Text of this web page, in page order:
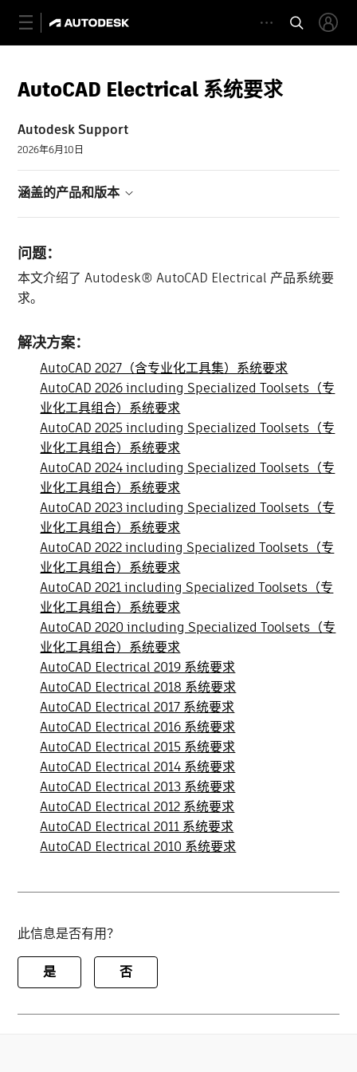
AutoCAD Electrical 系统要求
Autodesk Support
2026年6月10日
涵盖的产品和版本
问题：
本文介绍了 Autodesk® AutoCAD Electrical 产品系统要
求。
解决方案：
AutoCAD 2027（含专业化工具集）系统要求
AutoCAD 2026 including Specialized Toolsets（专
业化工具组合）系统要求
AutoCAD 2025 including Specialized Toolsets（专
业化工具组合）系统要求
AutoCAD 2024 including Specialized Toolsets（专
业化工具组合）系统要求
AutoCAD 2023 including Specialized Toolsets（专
业化工具组合）系统要求
AutoCAD 2022 including Specialized Toolsets（专
业化工具组合）系统要求
AutoCAD 2021 including Specialized Toolsets（专
业化工具组合）系统要求
AutoCAD 2020 including Specialized Toolsets（专
业化工具组合）系统要求
AutoCAD Electrical 2019 系统要求
AutoCAD Electrical 2018 系统要求
AutoCAD Electrical 2017 系统要求
AutoCAD Electrical 2016 系统要求
AutoCAD Electrical 2015 系统要求
AutoCAD Electrical 2014 系统要求
AutoCAD Electrical 2013 系统要求
AutoCAD Electrical 2012 系统要求
AutoCAD Electrical 2011 系统要求
AutoCAD Electrical 2010 系统要求
此信息是否有用？
是 否